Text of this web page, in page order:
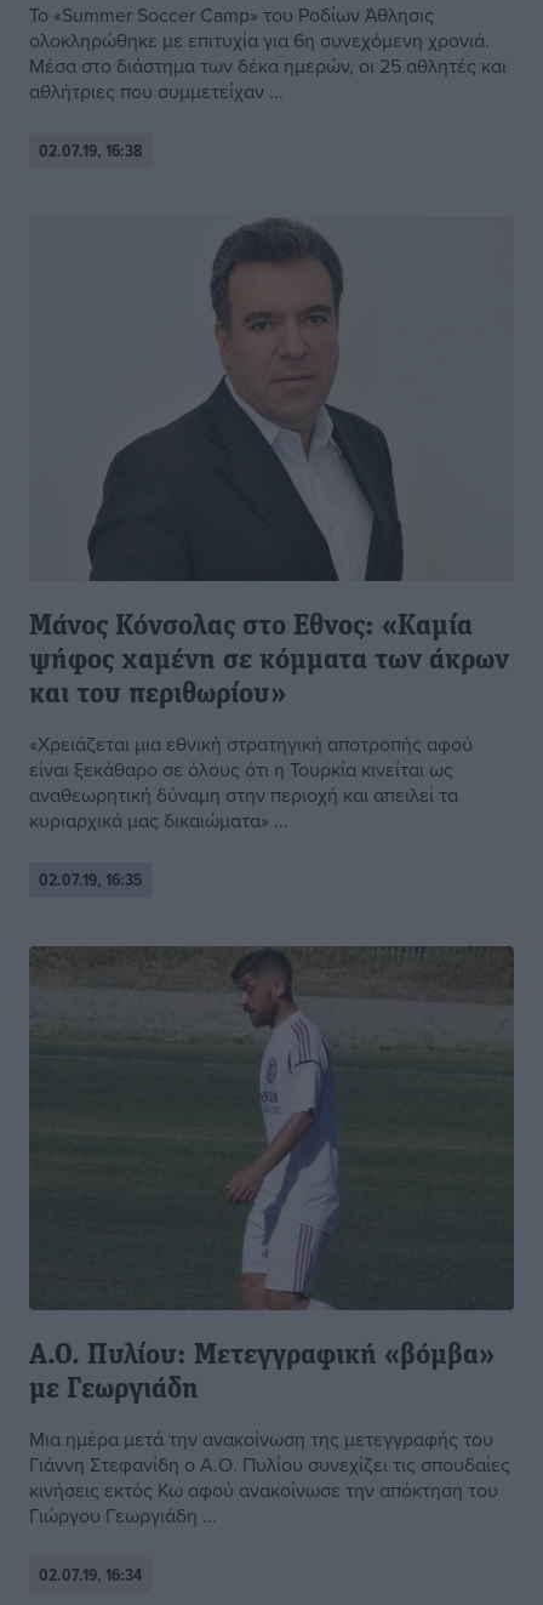
To «Summer Soccer Camp» του Ροδίων Άθλησις
ολοκληρώθηκε με επιτυχία για 6η συνεχόμενη χρονιά.
Μέσα στο διάστημα των δέκα ημερών, οι 25 αθλητές και
αθλήτριες που συμμετείχαν ...
02.07.19, 16:38
Μάνος Κόνσολας στο Εθνος: «Καμία
ψήφος χαμένη σε κόμματα των άκρων
και του περιθωρίου»
«Χρειάζεται μια εθνική στρατηγική αποτροπής αφού
είναι ξεκάθαρο σε όλους ότι η Τουρκία κινείται ως
αναθεωρητική δύναμη στην περιοχή και απειλεί τα
κυριαρχικά μας δικαιώματα» ...
02.07.19, 16:35
Α.Ο. Πυλίου: Μετεγγραφική «βόμβα»
με Γεωργιάδη
Μια ημέρα μετά την ανακοίνωση της μετεγγραφής του
Γιάννη Στεφανίδη ο Α.Ο. Πυλίου συνεχίζει τις σπουδαίες
κινήσεις εκτός Κω αφού ανακοίνωσε την απόκτηση του
Γιώργου Γεωργιάδη ...
02.07.19, 16:34